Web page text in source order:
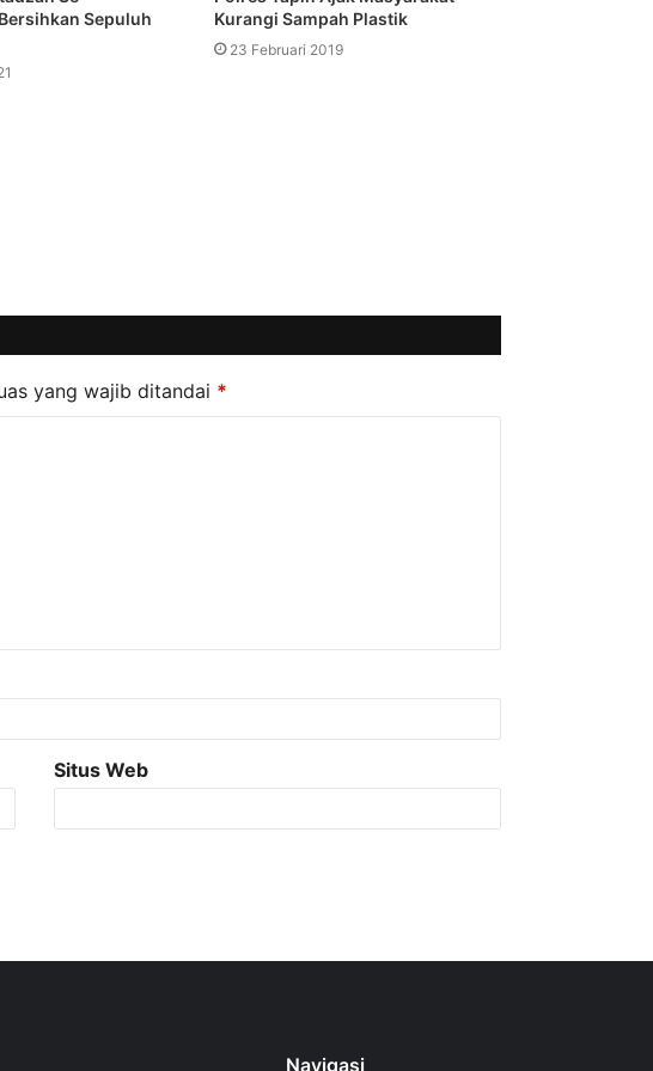
Sepuluh
Kurangi Sampah Plastik
23 Februari 2019
yang wajib ditandai *
Situs Web
Navigasi